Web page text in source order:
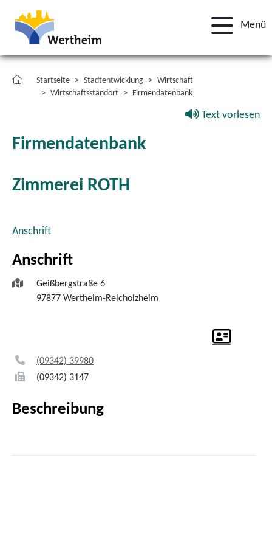
Menü
Startseite Stadtentwicklung
Wirtschaft
Wirtschaftsstandort
Firmendatenbank
Text vorlesen
Firmendatenbank
Zimmerei ROTH
Anschrift
Anschrift
Geißbergstraße 6
97877 Wertheim-Reicholzheim
(09342) 39980
(09342) 3147
Beschreibung